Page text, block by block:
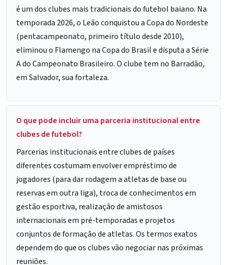
é um dos clubes mais tradicionais do futebol baiano. Na
temporada 2026, o Leão conquistou a Copa do Nordeste
(pentacampeonato, primeiro título desde 2010),
eliminou o Flamengo na Copa do Brasil e disputa a Série
A do Campeonato Brasileiro. O clube tem no Barradão,
em Salvador, sua fortaleza.
O que pode incluir uma parceria institucional entre
clubes de futebol?
Parcerias institucionais entre clubes de países
diferentes costumam envolver empréstimo de
jogadores (para dar rodagem a atletas de base ou
reservas em outra liga), troca de conhecimentos em
gestão esportiva, realização de amistosos
internacionais em pré-temporadas e projetos
conjuntos de formação de atletas. Os termos exatos
dependem do que os clubes vão negociar nas próximas
reuniões.